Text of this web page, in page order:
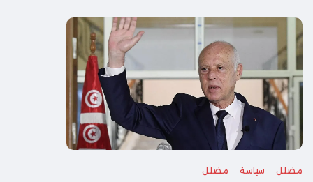
مضلل سياسة مضلل